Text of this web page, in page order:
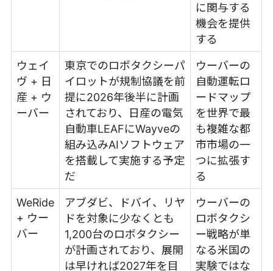
に関与する
機会を提供
する
ウェイ
ヴ + 日
産 + ウ
ーバー
東京でのロボタクシーパ
イロットが規制協議を前
提に2026年後半に計画
されており、日産の電気
自動車LEAFにWayveの
組み込みAIソフトウェア
を搭載して実施する予定
だ
ウーバーの
自動運転ロ
ードマップ
を世界で最
も複雑な都
市市場の一
つに拡張す
る
WeRide
+ ウー
バー
アブダビ、ドバイ、リヤ
ドを対象に少なくとも
1,200台のロボタクシー
が計画されており、展開
は早ければ2027年を目
ウーバーの
ロボタクシ
ー戦略が単
なる米国の
実験ではな